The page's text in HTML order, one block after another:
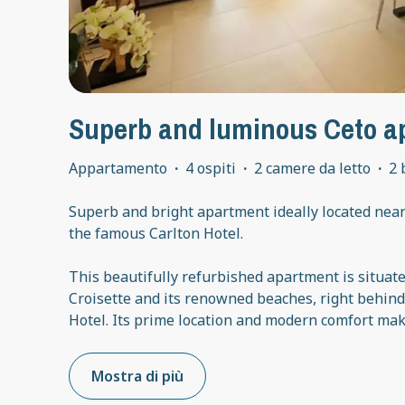
Superb and luminous Ceto
Appartamento · 4 ospiti · 2 camere da letto · 2
Superb and bright apartment ideally located
the famous Carlton Hotel.
This beautifully refurbished apartment is
Croisette and its renowned beaches, right
Hotel. Its prime location and modern comfort
Mostra di più